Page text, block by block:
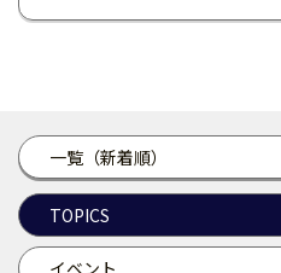
一覧（新着順）
TOPICS